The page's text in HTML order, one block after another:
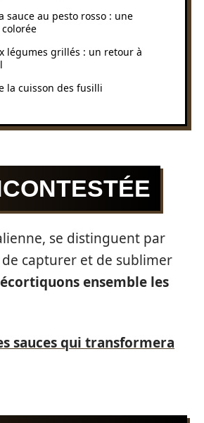
sauce au pesto rosso : une
légumes grillés : un retour à
la cuisson des fusilli
se distinguent par
capturer et de sublimer
ensemble les
sauces qui transformera